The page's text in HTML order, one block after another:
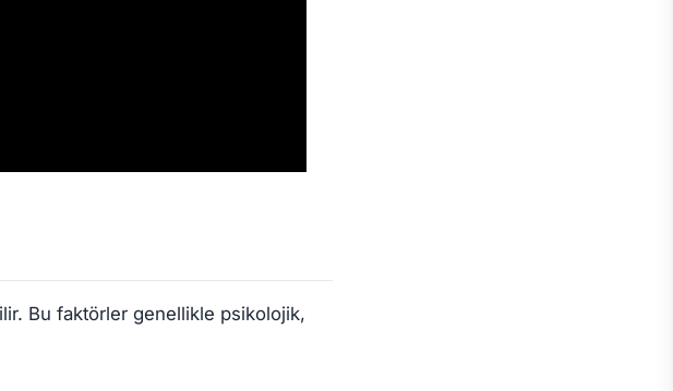
Bu faktörler genellikle psikolojik,